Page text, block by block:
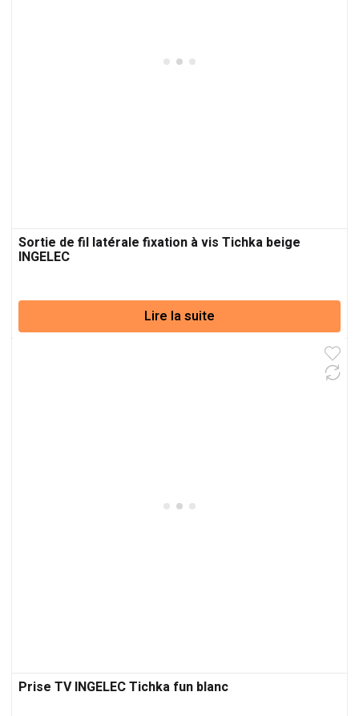
Sortie de fil latérale fixation à vis Tichka beige
INGELEC
Lire la suite
Prise TV INGELEC Tichka fun blanc